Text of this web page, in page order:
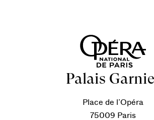
Palais
Place de l’Opéra
75009 Paris